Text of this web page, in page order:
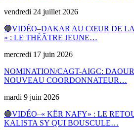
vendredi 24 juillet 2026
🔴VIDÉO–DAKAR AU CŒUR DE
» : LE THÉÂTRE JEUNE…
mercredi 17 juin 2026
NOMINATION/CAGT-AIGC:
NOUVEAU COORDONNATEUR…
mardi 9 juin 2026
🔴VIDÉO–« KËR NAFY» : LE
KALISTA SY QUI BOUSCULE…